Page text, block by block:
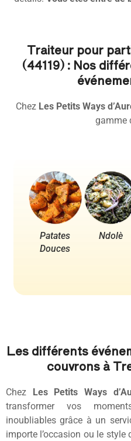
Traiteur pour
(44119) : Nos
Chez Les Petits Ways
gamme
Patates
Douces
Ndolè
Les différents
couvrons à
Chez Les Petits Ways
transformer vos
inoubliables grâce à un
importe l’occasion ou le style